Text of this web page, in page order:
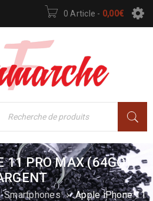
0 Article - 0,00€
11 PRO MAX (64GO)
Smartphones › Apple iPhone 11